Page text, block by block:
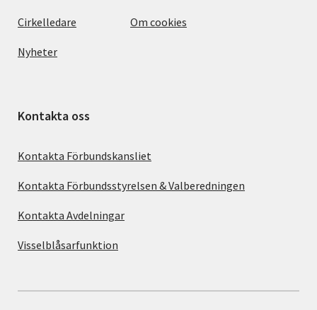
Cirkelledare
Nyheter
Om cookies
Kontakta oss
Kontakta Förbundskansliet
Kontakta Förbundsstyrelsen & Valberedningen
Kontakta Avdelningar
Visselblåsarfunktion